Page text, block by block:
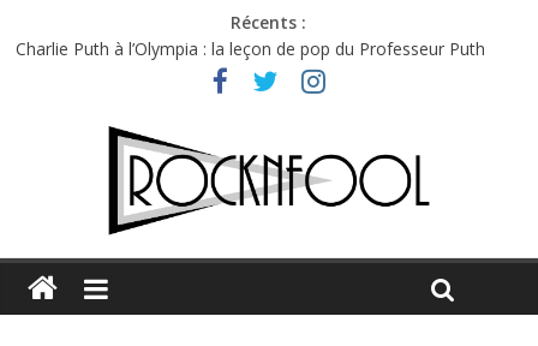
Récents :
Charlie Puth à l’Olympia : la leçon de pop du Professeur Puth
Festival Triptyque : un nouveau festival de musique indépendant
Hellfest 2026 vendredi : température et émotions en hausse
Hellfest 2026 jeudi : impossible de choisir entre chaleur et bonne
Première édition du Midgard Festival : entre bière, métal et